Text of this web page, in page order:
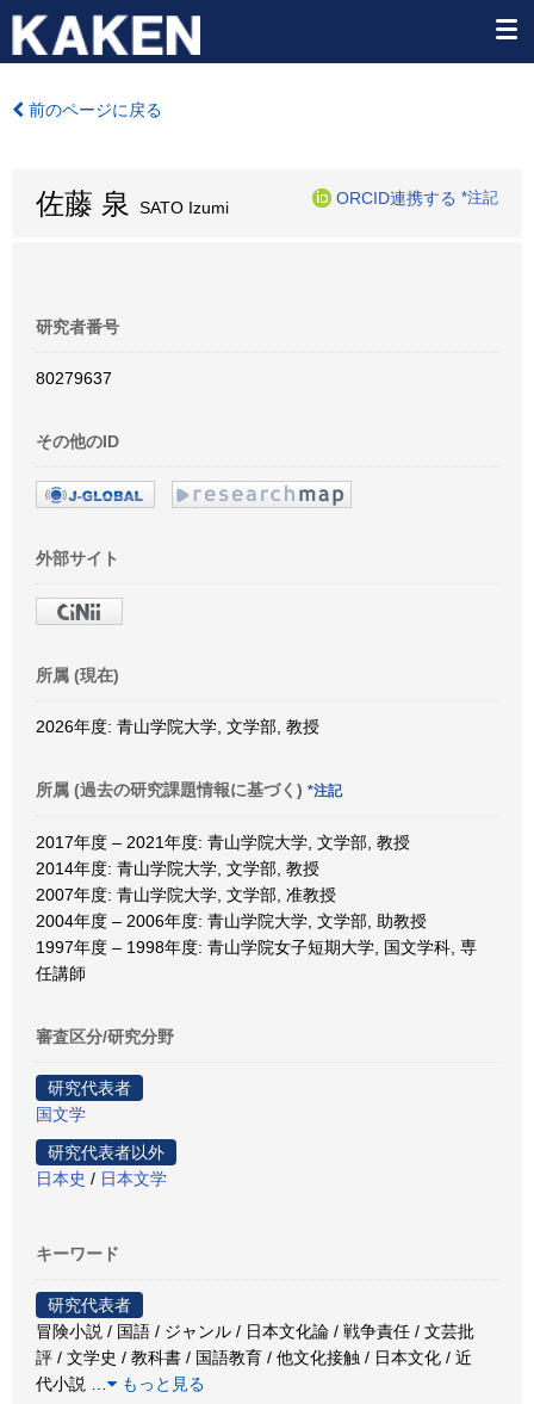
前のページに戻る
佐藤 泉 SATO Izumi
ORCID連携する *注記
研究者番号
80279637
その他のID
外部サイト
所属 (現在)
2026年度: 青山学院大学, 文学部, 教授
所属 (過去の研究課題情報に基づく) *注記
2017年度 – 2021年度: 青山学院大学, 文学部, 教授
2014年度: 青山学院大学, 文学部, 教授
2007年度: 青山学院大学, 文学部, 准教授
2004年度 – 2006年度: 青山学院大学, 文学部, 助教授
1997年度 – 1998年度: 青山学院女子短期大学, 国文学科, 専
任講師
審査区分/研究分野
研究代表者
国文学
研究代表者以外
日本史 / 日本文学
キーワード
研究代表者
冒険小説 / 国語 / ジャンル / 日本文化論 / 戦争責任 / 文芸批
評 / 文学史 / 教科書 / 国語教育 / 他文化接触 / 日本文化 / 近
代小説
もっと見る